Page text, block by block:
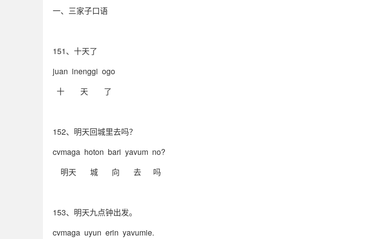
一、三家子口语
151、十天了
juan inenggi ogo
十 天 了
152、明天回城里去吗？
cvmaga hoton bari yavum no?
明天 城 向 去 吗
153、明天九点钟出发。
cvmaga uyun erin yavumie.